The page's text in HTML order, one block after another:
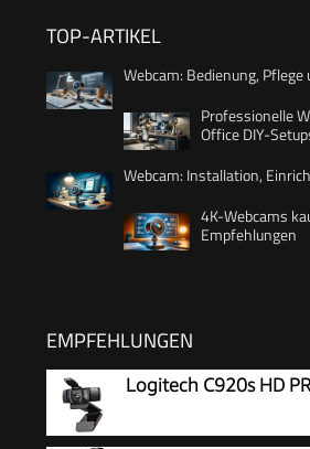
TOP-ARTIKEL
Webcam: Bedienung,
Professionelle
Office DIY-
Webcam: Installation,
4K-Webcams
Empfehlungen
EMPFEHLUNGEN
Logitech C920s HD